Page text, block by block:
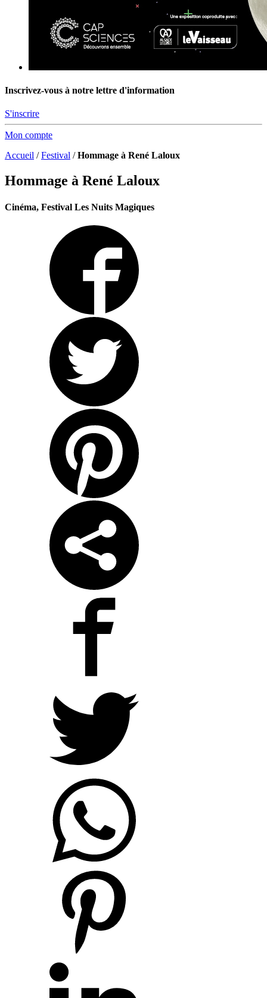
Inscrivez-vous à notre lettre d'information
S'inscrire
Mon compte
Accueil /Festival /Hommage à René Laloux
Hommage à René Laloux
Cinéma, Festival Les Nuits Magiques